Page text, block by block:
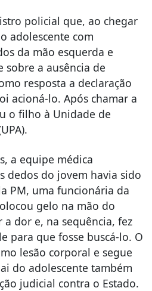
policial que, ao chegar
adolescente com
da mão esquerda e
a ausência de
resposta a declaração
acioná-lo. Após chamar a
o filho à Unidade de
a equipe médica
dedos do jovem havia sido
PM, uma funcionária da
gelo na mão do
dor e, na sequência, fez
para que fosse buscá-lo. O
lesão corporal e segue
do adolescente também
judicial contra o Estado.